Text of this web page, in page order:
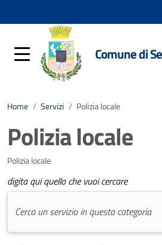
Comune di
Home / Servizi / Polizia locale
Polizia locale
Polizia locale
digita qui quello che vuoi cercare